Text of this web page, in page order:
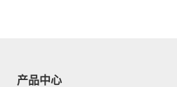
产品中心